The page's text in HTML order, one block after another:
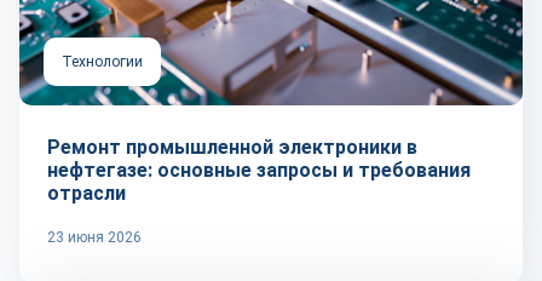
Технологии
Ремонт промышленной электроники в
нефтегазе: основные запросы и требования
отрасли
23 июня 2026